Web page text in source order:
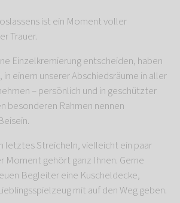
ist ein Moment voller
Trauer.
Einzelkremierung entscheiden, haben
einem unserer Abschiedsräume in aller
– persönlich und in geschützter
besonderen Rahmen nennen
letztes Streicheln, vielleicht ein paar
Moment gehört ganz Ihnen. Gerne
Begleiter eine Kuscheldecke,
mit auf den Weg geben.